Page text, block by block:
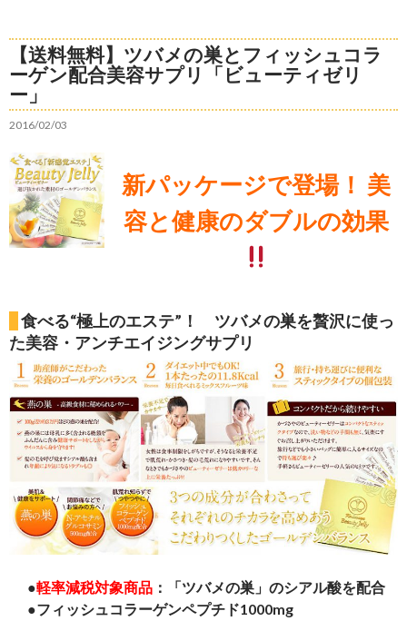
【送料無料】ツバメの巣とフィッシュコラ
ーゲン配合美容サプリ「ビューティゼリ
ー」
2016/02/03
新パッケージで登場！ 美
容と健康のダブルの効果
食べる“極上のエステ”！ ツバメの巣を贅沢に使っ
た美容・アンチエイジングサプリ
●軽率減税対象商品 ：「ツバメの巣」のシアル酸を配合
●フィッシュコラーゲンペプチド1000mg